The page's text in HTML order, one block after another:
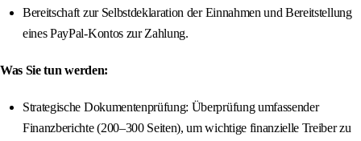
Bereitschaft zur Selbstdeklaration der Einnahmen und Bereitstellung
eines PayPal-Kontos zur Zahlung.
Was Sie tun werden:
Strategische Dokumentenprüfung: Überprüfung umfassender
Finanzberichte (200–300 Seiten), um wichtige finanzielle Treiber zu